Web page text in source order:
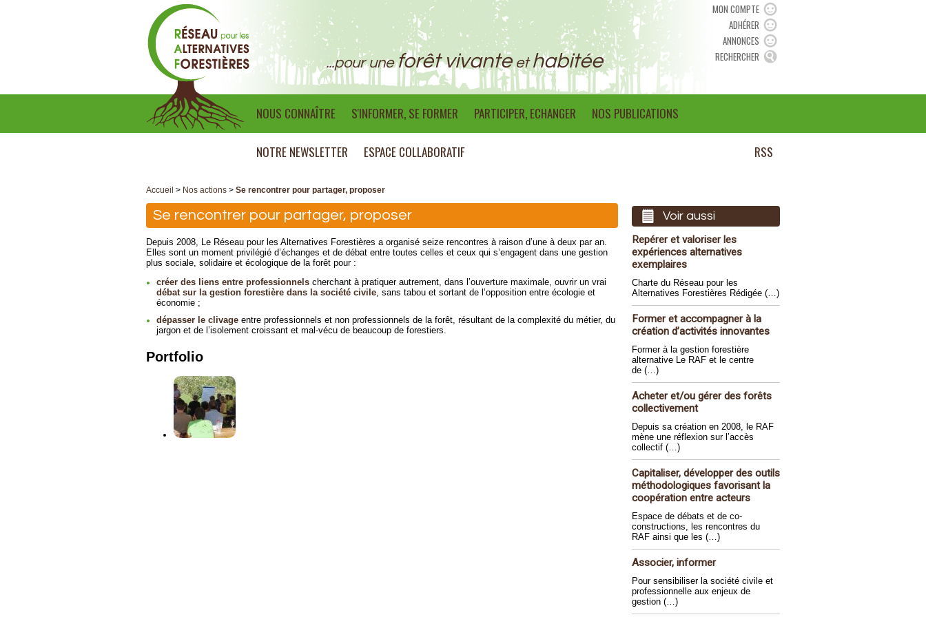
...pour uneforêt vivanteethabitée
MON COMPTE
ADHÉRER
ANNONCES
RECHERCHER
NOUS CONNAÎTRE S'INFORMER, SE FORMER PARTICIPER, ECHANGER NOS PUBLICATIONS
NOTRE NEWSLETTER ESPACE COLLABORATIF RSS
Accueil > Nos actions > Se rencontrer pour partager, proposer
Se rencontrer pour partager, proposer
Depuis 2008, Le Réseau pour les Alternatives Forestières a organisé seize rencontres à raison d’une à deux par an.
Elles sont un moment privilégié d’échanges et de débat entre toutes celles et ceux qui s’engagent dans une gestion
plus sociale, solidaire et écologique de la forêt pour :
créer des liens entre professionnels cherchant à pratiquer autrement, dans l’ouverture maximale, ouvrir un vrai
débat sur la gestion forestière dans la société civile, sans tabou et sortant de l’opposition entre écologie et
économie ;
dépasser le clivage entre professionnels et non professionnels de la forêt, résultant de la complexité du métier, du
jargon et de l’isolement croissant et mal-vécu de beaucoup de forestiers.
Portfolio
Voir aussi
Repérer et valoriser les
expériences alternatives
exemplaires
Charte du Réseau pour les
Alternatives Forestières Rédigée (…)
Former et accompagner à la
création d’activités innovantes
Former à la gestion forestière
alternative Le RAF et le centre
de (…)
Acheter et/ou gérer des forêts
collectivement
Depuis sa création en 2008, le RAF
mène une réflexion sur l’accès
collectif (…)
Capitaliser, développer des outils
méthodologiques favorisant la
coopération entre acteurs
Espace de débats et de co-
constructions, les rencontres du
RAF ainsi que les (…)
Associer, informer
Pour sensibiliser la société civile et
professionnelle aux enjeux de
gestion (…)